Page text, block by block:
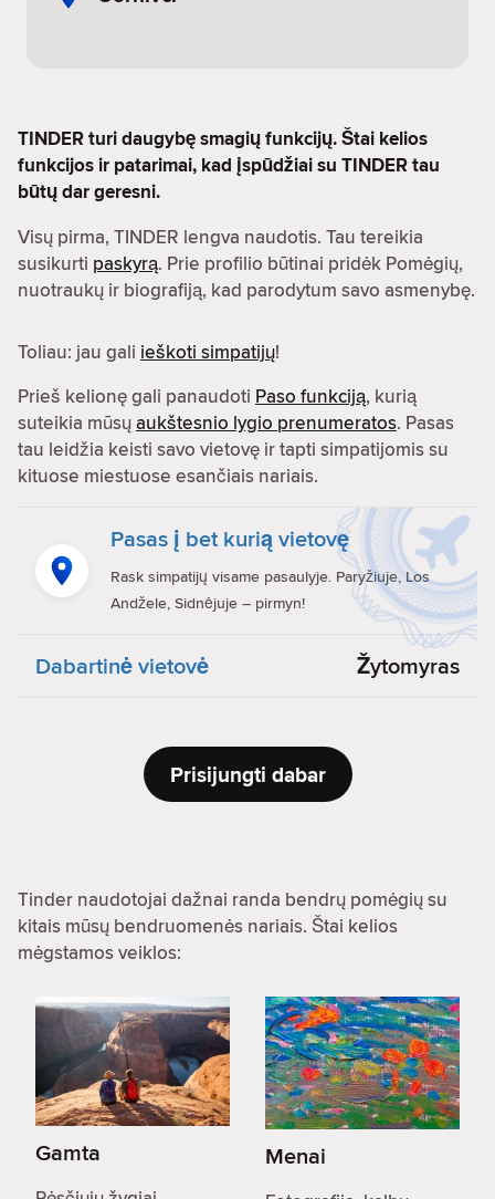
TINDER turi daugybę smagių funkcijų. Štai kelios
funkcijos ir patarimai, kad įspūdžiai su TINDER tau
būtų dar geresni.
Visų pirma, TINDER lengva naudotis. Tau tereikia
susikurti paskyrą. Prie profilio būtinai pridėk Pomėgių,
nuotraukų ir biografiją, kad parodytum savo asmenybę.
Toliau: jau gali ieškoti simpatijų!
Prieš kelionę gali panaudoti Paso funkciją, kurią
suteikia mūsųaukštesnio lygio prenumeratos. Pasas
tau leidžia keisti savo vietovę ir tapti simpatijomis su
kituose miestuose esančiais nariais.
Pasas į bet kurią vietovę
Rask simpatijų visame pasaulyje. Paryžiuje, Los
Andžele, Sidnėjuje – pirmyn!
Dabartinė vietovė Žytomyras
Prisijungti dabar
Tinder naudotojai dažnai randa bendrų pomėgių su
kitais mūsų bendruomenės nariais. Štai kelios
mėgstamos veiklos:
Gamta Menai